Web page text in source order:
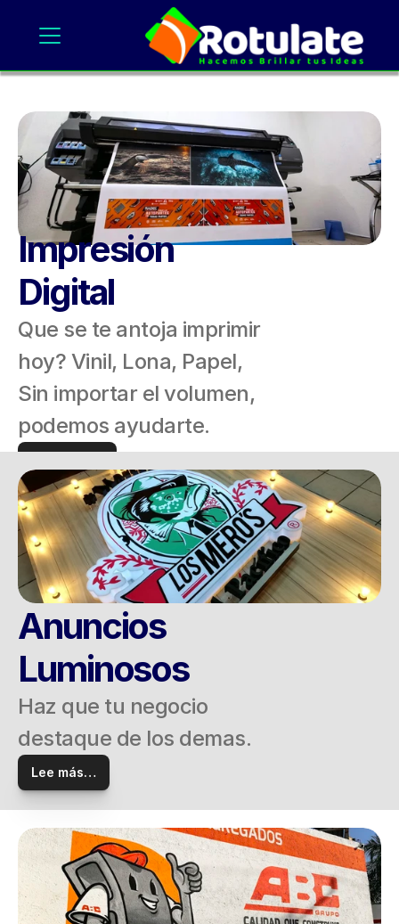
Impresión
Digital
Que se te antoja imprimir
hoy? Vinil, Lona, Papel,
Sin importar el volumen,
podemos ayudarte.
Anuncios
Luminosos
Haz que tu negocio
destaque de los demas.
Lee más…